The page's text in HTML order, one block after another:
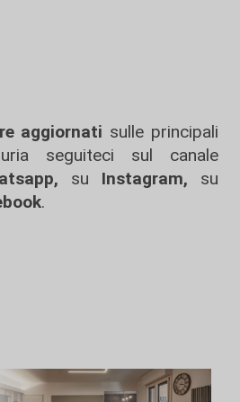
aggiornati sulle principali
seguiteci sul canale
su Instagram, su
.